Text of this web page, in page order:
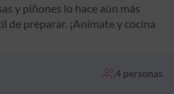
y piñones lo hace aún más
de preparar. ¡Anímate y cocina
4 personas